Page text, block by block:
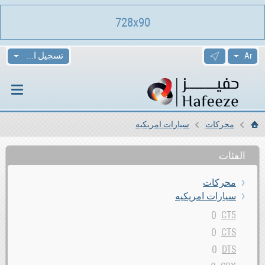
تسجيل الدخول
الرئيسيةمحركات سيارات امريكيه
الفئات
محركات
سيارات امريكيه
CT5
0
CTS
0
DTS
0
728x90